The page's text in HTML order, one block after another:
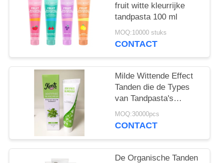
fruit witte kleurrijke
tandpasta 100 ml
MOQ:10000 stuks
CONTACT
Milde Wittende Effect
Tanden die de Types
van Tandpasta's
Mondelinge Zorg
Tandzorgproducten 50g
MOQ:30000pcs
CONTACT
De Organische Tanden